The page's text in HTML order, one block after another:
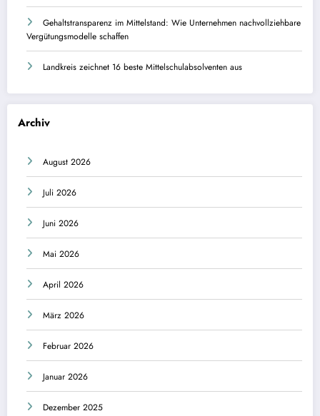
Gehaltstransparenz im Mittelstand: Wie Unternehmen nachvollziehbare
Vergütungsmodelle schaffen
Landkreis zeichnet 16 beste Mittelschulabsolventen aus
Archiv
August 2026
Juli 2026
Juni 2026
Mai 2026
April 2026
März 2026
Februar 2026
Januar 2026
Dezember 2025